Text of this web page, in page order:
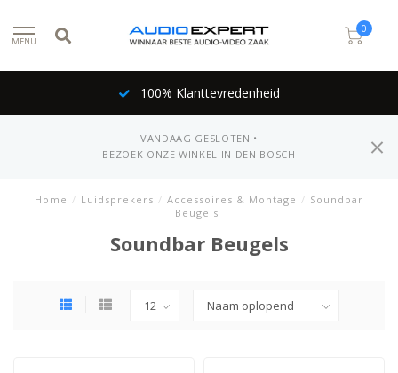
MENU
0
100% Klanttevredenheid
VANDAAG GESLOTEN •
BEZOEK ONZE WINKEL IN DEN BOSCH
Home / Luidsprekers / Accessoires & Montage / Soundbar
Beugels
Soundbar Beugels